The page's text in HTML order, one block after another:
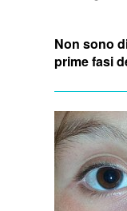
Non sono
prime fasi